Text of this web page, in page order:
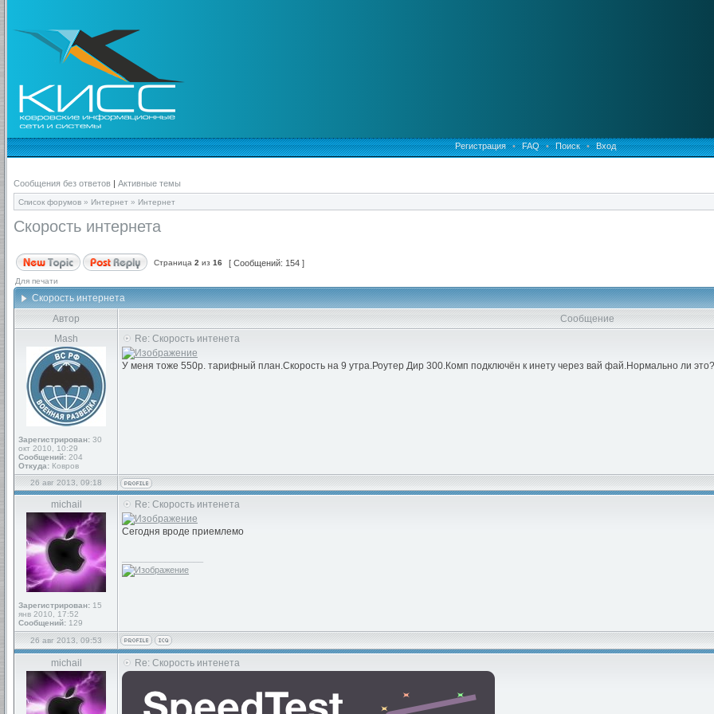
Регистрация • FAQ • Поиск • Вход
Сообщения без ответов | Активные темы
Список форумов » Интернет » Интернет
Скорость интернета
Страница 2 из 16 [ Сообщений: 154 ]
Для печати
Скорость интернета
Автор
Сообщение
Mash
Зарегистрирован: 30
окт 2010, 10:29
Сообщений: 204
Откуда: Ковров
Re: Скорость интенета
У меня тоже 550р. тарифный план.Скорость на 9 утра.Роутер Дир 300.Комп подключён к инету через вай фай.Нормально ли это?
26 авг 2013, 09:18
michail
Зарегистрирован: 15
янв 2010, 17:52
Сообщений: 129
Re: Скорость интенета
Сегодня вроде приемлемо
26 авг 2013, 09:53
michail Re: Скорость интенета